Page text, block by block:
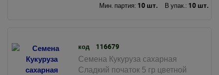
Мин. партия: 10 шт. В упак.: 10 шт.
код 116679
Семена Кукуруза сахарная
Сладкий початок 5 гр цветной